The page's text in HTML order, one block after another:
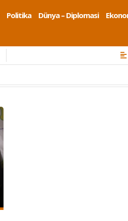
Politika Dünya – Diplomasi